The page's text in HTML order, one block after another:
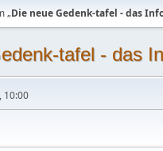
„Die neue Gedenk-tafel - das
tafel - das
10:00